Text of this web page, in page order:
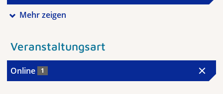
Mehr zeigen
Veranstaltungsart
Online 1